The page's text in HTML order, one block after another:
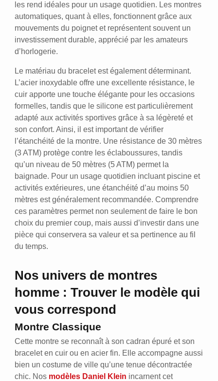
les rend idéales pour un usage quotidien. Les montres
automatiques, quant à elles, fonctionnent grâce aux
mouvements du poignet et représentent souvent un
investissement durable, apprécié par les amateurs
d’horlogerie.
Le matériau du bracelet est également déterminant.
L’acier inoxydable offre une excellente résistance, le
cuir apporte une touche élégante pour les occasions
formelles, tandis que le silicone est particulièrement
adapté aux activités sportives grâce à sa légèreté et
son confort. Ainsi, il est important de vérifier
l’étanchéité de la montre. Une résistance de 30 mètres
(3 ATM) protège contre les éclaboussures, tandis
qu’un niveau de 50 mètres (5 ATM) permet la
baignade. Pour un usage quotidien incluant piscine et
activités extérieures, une étanchéité d’au moins 50
mètres est généralement recommandée. Comprendre
ces paramètres permet non seulement de faire le bon
choix du premier coup, mais aussi d’investir dans une
pièce qui conservera sa valeur et sa pertinence au fil
du temps.
Nos univers de montres
homme : Trouver le modèle qui
vous correspond
Montre Classique
Cette montre se reconnaît à son cadran épuré et son
bracelet en cuir ou en acier fin. Elle accompagne aussi
bien un costume de ville qu’une tenue décontractée
chic. Nos modèles Daniel Klein incarnent cet